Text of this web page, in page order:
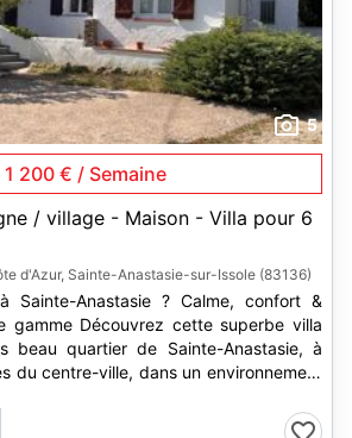
5
1 200 € / Semaine
/ village - Maison - Villa pour 6
d'Azur, Sainte-Anastasie-sur-Issole (83136)
Sainte-Anastasie ? Calme, confort &
superbe villa